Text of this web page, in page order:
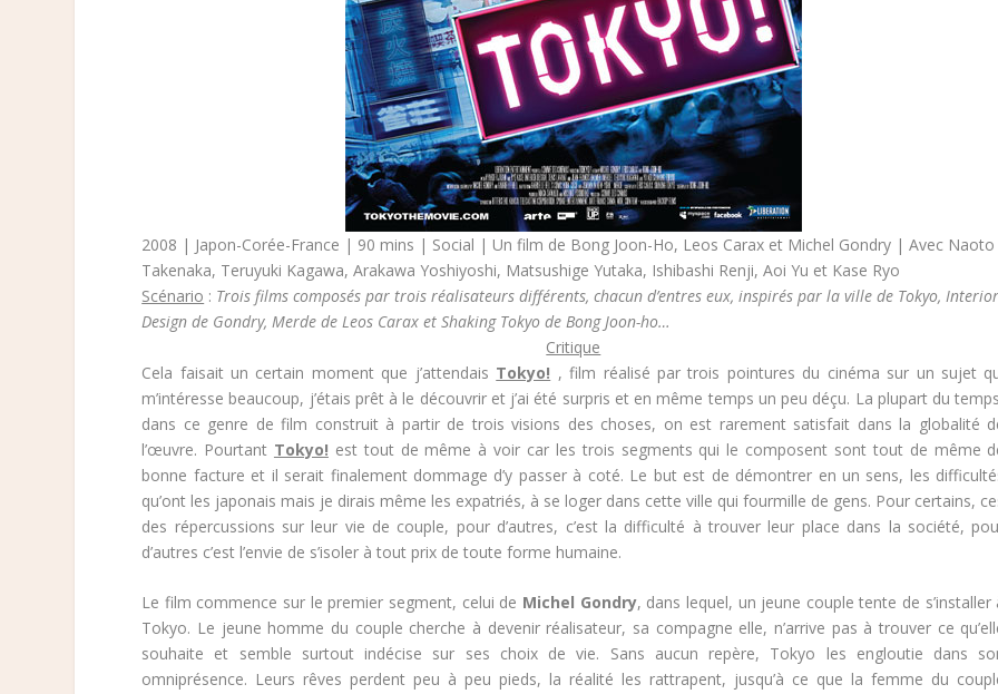
2008 | Japon-Corée-France | 90 mins | Social | Un film de Bong Joon-Ho, Leos Carax et Michel Gondry | Avec Naoto
Takenaka, Teruyuki Kagawa, Arakawa Yoshiyoshi, Matsushige Yutaka, Ishibashi Renji, Aoi Yu et Kase Ryo
Scénario : Trois films composés par trois réalisateurs différents, chacun d’entres eux, inspirés par la ville de Tokyo, Interior
Design de Gondry, Merde de Leos Carax et Shaking Tokyo de Bong Joon-ho…
Critique
Cela faisait un certain moment que j’attendais Tokyo! , film réalisé par trois pointures du cinéma sur un sujet
m’intéresse beaucoup, j’étais prêt à le découvrir et j’ai été surpris et en même temps un peu déçu. La plupart du
dans ce genre de film construit à partir de trois visions des choses, on est rarement satisfait dans la globalité
l’œuvre. Pourtant Tokyo! est tout de même à voir car les trois segments qui le composent sont tout de même
bonne facture et il serait finalement dommage d’y passer à coté. Le but est de démontrer en un sens, les
qu’ont les japonais mais je dirais même les expatriés, à se loger dans cette ville qui fourmille de gens. Pour certains,
des répercussions sur leur vie de couple, pour d’autres, c’est la difficulté à trouver leur place dans la société,
d’autres c’est l’envie de s’isoler à tout prix de toute forme humaine.
Le film commence sur le premier segment, celui de Michel Gondry, dans lequel, un jeune couple tente de s’installer
Tokyo. Le jeune homme du couple cherche à devenir réalisateur, sa compagne elle, n’arrive pas à trouver ce
souhaite et semble surtout indécise sur ses choix de vie. Sans aucun repère, Tokyo les engloutie dans
omniprésence. Leurs rêves perdent peu à peu pieds, la réalité les rattrapent, jusqu’à ce que la femme du